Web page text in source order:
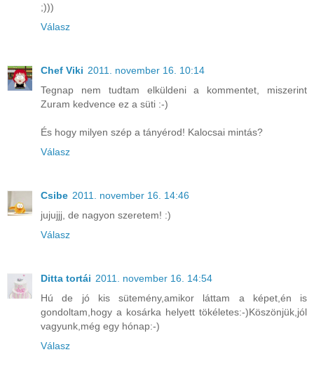
;)))
Válasz
Chef Viki 2011. november 16. 10:14
Tegnap nem tudtam elküldeni a kommentet, miszerint
Zuram kedvence ez a süti :-)
És hogy milyen szép a tányérod! Kalocsai mintás?
Válasz
Csibe 2011. november 16. 14:46
jujujjj, de nagyon szeretem! :)
Válasz
Ditta tortái 2011. november 16. 14:54
Hú de jó kis sütemény,amikor láttam a képet,én is
gondoltam,hogy a kosárka helyett tökéletes:-)Köszönjük,jól
vagyunk,még egy hónap:-)
Válasz